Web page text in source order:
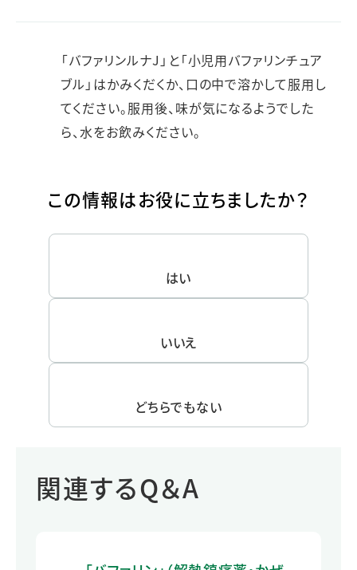
「バファリンルナJ」と「小児用バファリンチュア
ブル」はかみくだくか、口の中で溶かして服用し
てください。服用後、味が気になるようでした
ら、水をお飲みください。
この情報はお役に立ちましたか？
はい
いいえ
どちらでもない
関連するQ＆A